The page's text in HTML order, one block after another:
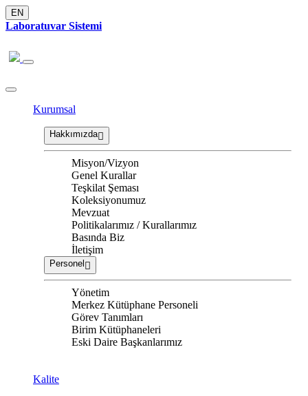
EN
Laboratuvar Sistemi
Kurumsal
Hakkımızda
Misyon/Vizyon
Genel Kurallar
Teşkilat Şeması
Koleksiyonumuz
Mevzuat
Politikalarımız / Kurallarımız
Basında Biz
İletişim
Personel
Yönetim
Merkez Kütüphane Personeli
Görev Tanımları
Birim Kütüphaneleri
Eski Daire Başkanlarımız
Kalite